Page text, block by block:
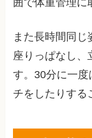
また長時間同じ
座りっぱなし、
す。30分に一度
チをしたりする